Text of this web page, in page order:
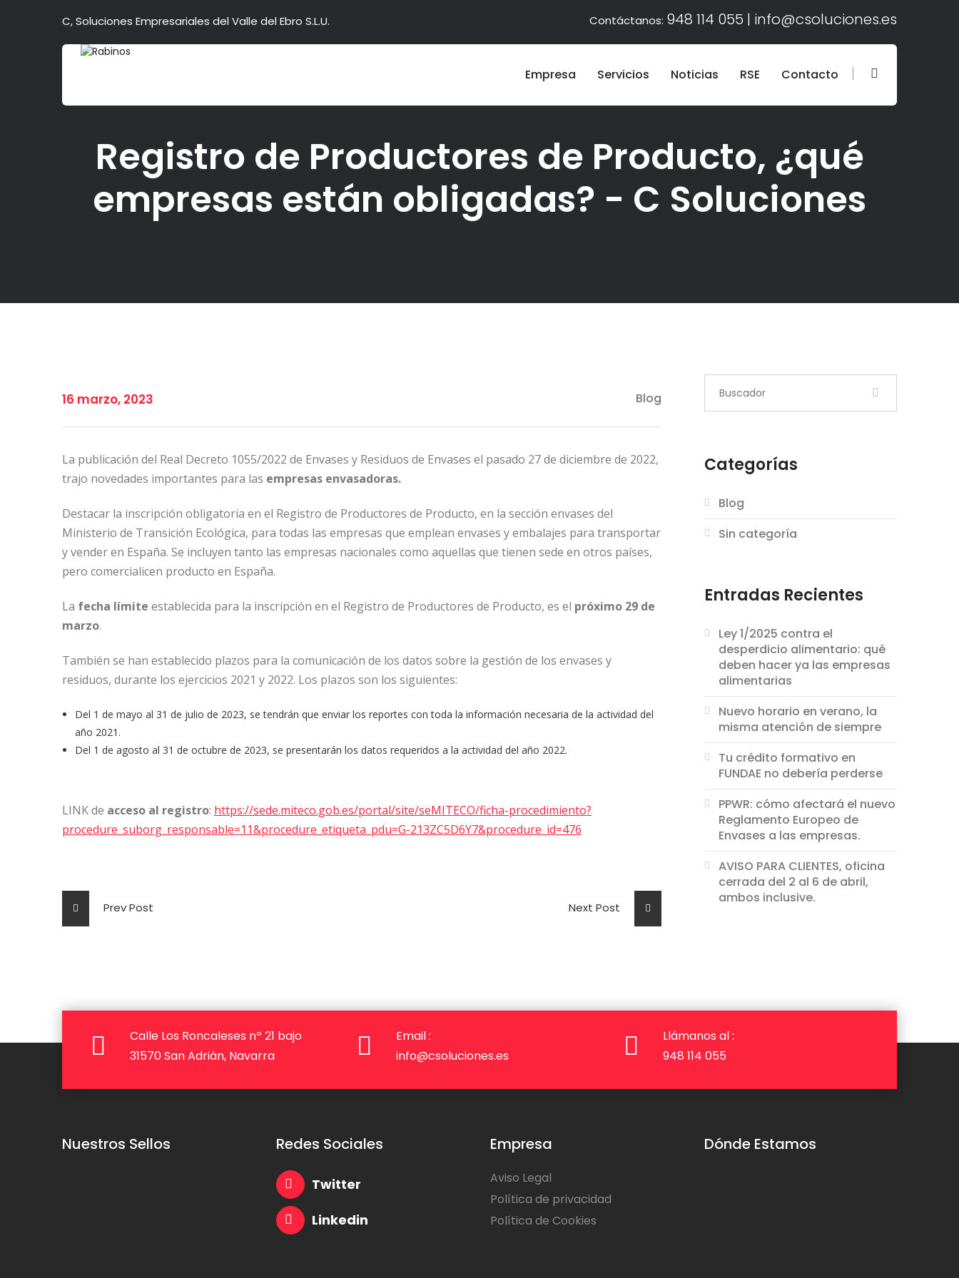
C, Soluciones Empresariales del Valle del Ebro S.L.U. Contáctanos: 948 114 055 | info@csoluciones.es
Empresa Servicios Noticias RSE Contacto
Registro de Productores de Producto, ¿qué
empresas están obligadas? - C Soluciones
16 marzo, 2023 Blog
La publicación del Real Decreto 1055/2022 de Envases y Residuos de Envases el pasado 27 de diciembre de 2022,
trajo novedades importantes para las empresas envasadoras.
Destacar la inscripción obligatoria en el Registro de Productores de Producto, en la sección envases del
Ministerio de Transición Ecológica, para todas las empresas que emplean envases y embalajes para transportar
y vender en España. Se incluyen tanto las empresas nacionales como aquellas que tienen sede en otros países,
pero comercialicen producto en España.
La fecha límite establecida para la inscripción en el Registro de Productores de Producto, es el próximo 29 de
marzo.
También se han establecido plazos para la comunicación de los datos sobre la gestión de los envases y
residuos, durante los ejercicios 2021 y 2022. Los plazos son los siguientes:
Del 1 de mayo al 31 de julio de 2023, se tendrán que enviar los reportes con toda la información necesaria de la actividad del
año 2021.
Del 1 de agosto al 31 de octubre de 2023, se presentarán los datos requeridos a la actividad del año 2022.
LINK de acceso al registro: https://sede.miteco.gob.es/portal/site/seMITECO/ficha-procedimiento?
procedure_suborg_responsable=11&procedure_etiqueta_pdu=G-213ZC5D6Y7&procedure_id=476
Prev Post Next Post
Categorías
Blog
Sin categoría
Entradas Recientes
Ley 1/2025 contra el
desperdicio alimentario: qué
deben hacer ya las empresas
alimentarias
Nuevo horario en verano, la
misma atención de siempre
Tu crédito formativo en
FUNDAE no debería perderse
PPWR: cómo afectará el nuevo
Reglamento Europeo de
Envases a las empresas.
AVISO PARA CLIENTES, oficina
cerrada del 2 al 6 de abril,
ambos inclusive.
Calle Los Roncaleses nº 21 bajo
31570 San Adrián, Navarra
Email :
info@csoluciones.es
Llámanos al :
948 114 055
Nuestros Sellos Redes Sociales
Twitter
Linkedin
Empresa
Aviso Legal
Política de privacidad
Política de Cookies
Dónde Estamos